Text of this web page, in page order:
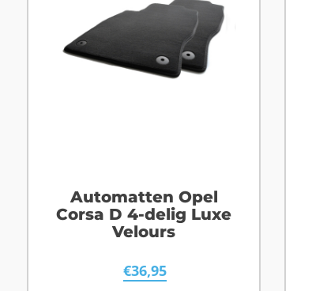
Automatten Opel
Corsa D 4-delig Luxe
Velours
€36,95